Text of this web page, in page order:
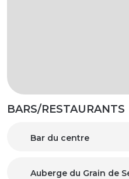
BARS/RESTAURANTS
Bar du centre
Auberge du Grain de